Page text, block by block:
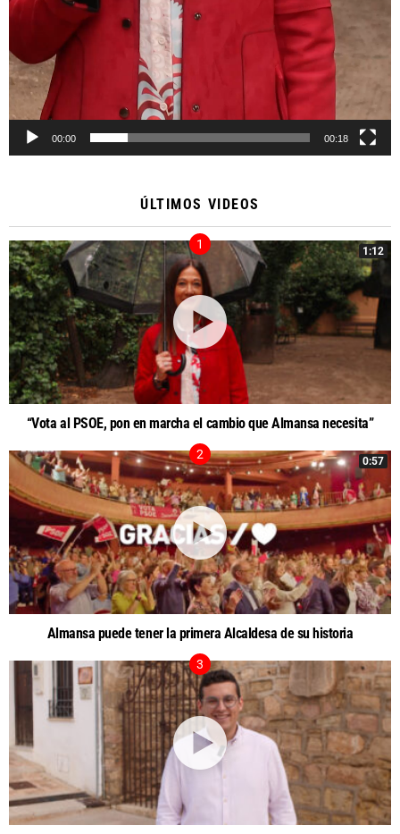
00:00 00:18
ÚLTIMOS VIDEOS
1:12
“Vota al PSOE, pon en marcha el cambio que Almansa necesita”
0:57
Almansa puede tener la primera Alcaldesa de su historia